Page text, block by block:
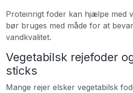
Proteinrigt foder kan hjælpe med
bør bruges med måde for at
vandkvalitet.
Vegetabilsk rejefoder
sticks
Mange rejer elsker vegetabilsk